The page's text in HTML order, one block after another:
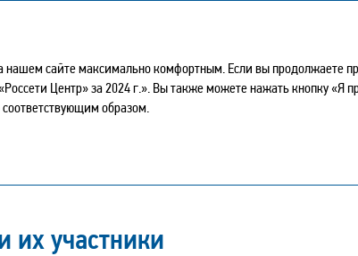
которые дополняют друг друга и регламентируют
их участники
сайте максимально комфортным. Если вы продолжаете
Центр» за 2024 г.». Вы также можете нажать кнопку
образом.